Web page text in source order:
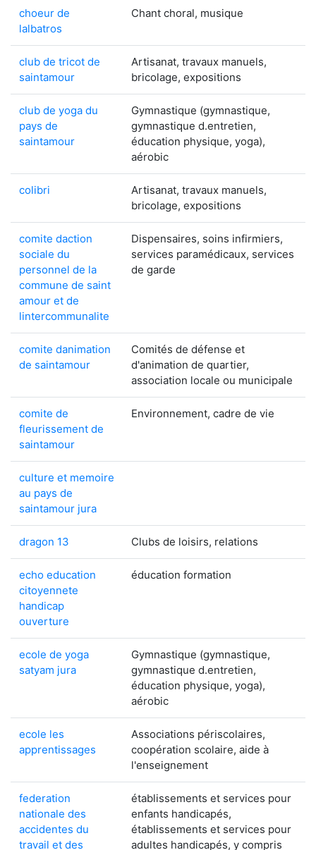
choeur de
lalbatros
Chant choral, musique
club de tricot de
saintamour
Artisanat, travaux manuels,
bricolage, expositions
club de yoga du
pays de
saintamour
Gymnastique (gymnastique,
gymnastique d.entretien,
éducation physique, yoga),
aérobic
colibri
Artisanat, travaux manuels,
bricolage, expositions
comite daction
sociale du
personnel de la
commune de saint
amour et de
lintercommunalite
Dispensaires, soins infirmiers,
services paramédicaux, services
de garde
comite danimation
de saintamour
Comités de défense et
d'animation de quartier,
association locale ou municipale
comite de
fleurissement de
saintamour
Environnement, cadre de vie
culture et memoire
au pays de
saintamour jura
dragon 13 Clubs de loisirs, relations
echo education
citoyennete
handicap
ouverture
éducation formation
ecole de yoga
satyam jura
Gymnastique (gymnastique,
gymnastique d.entretien,
éducation physique, yoga),
aérobic
ecole les
apprentissages
Associations périscolaires,
coopération scolaire, aide à
l'enseignement
federation
nationale des
accidentes du
travail et des
établissements et services pour
enfants handicapés,
établissements et services pour
adultes handicapés, y compris